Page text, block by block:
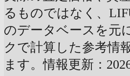
るものではなく、
のデータベースを元
クで計算した参考情
ます。情報更新：